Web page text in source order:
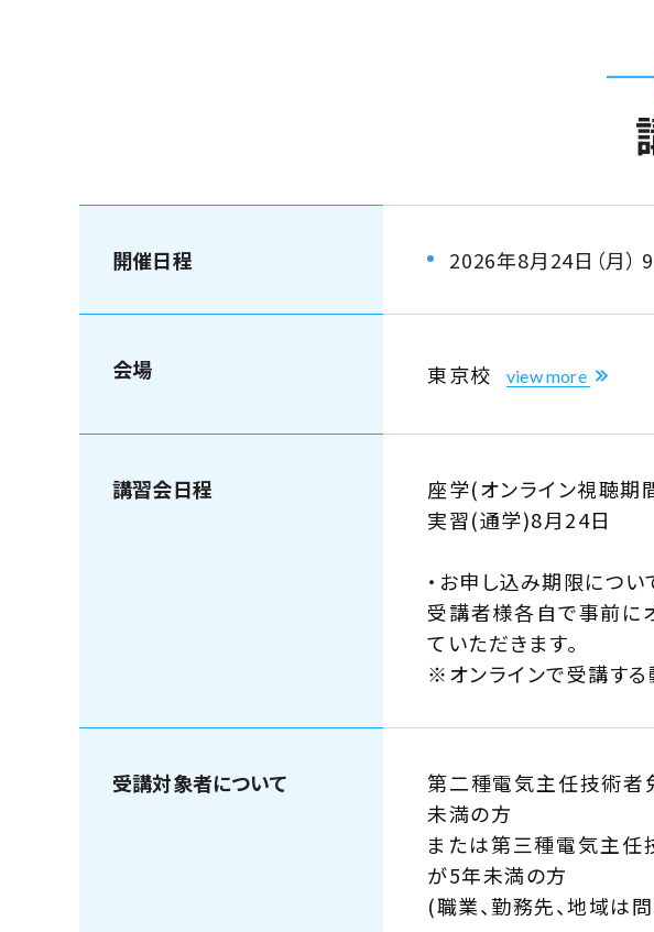
開催日程 2026年8月24日（月）
会場 東京校 view more
講習会日程
座学(オンライン視聴
実習(通学)8月24日
・お申し込み期限につい
受講者様各自で事前に
ていただきます。
※オンラインで受講する
受講対象者について
第二種電気主任技術者
未満の方
または第三種電気主
が5年未満の方
(職業、勤務先、地域は